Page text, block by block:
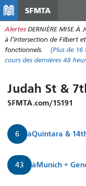
SFMTA
Alertes DERNIÈRE MISE À
à l’intersection de Filbert
fonctionnels.
(Plus de 16
cours des dernières 48
Judah St &
SFMTA.com/15191
6 àQuintara &
43 àMunich +